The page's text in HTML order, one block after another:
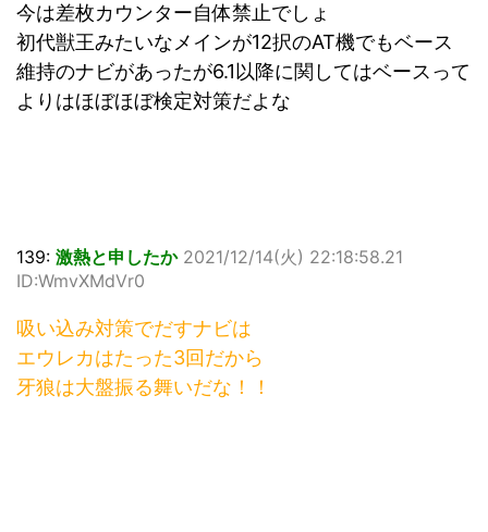
今は差枚カウンター自体禁止でしょ
初代獣王みたいなメインが12択のAT機でもベース
維持のナビがあったが6.1以降に関してはベースって
よりはほぼほぼ検定対策だよな
139: 激熱と申したか 2021/12/14(火) 22:18:58.21
ID:WmvXMdVr0
吸い込み対策でだすナビは
エウレカはたった3回だから
牙狼は大盤振る舞いだな！！